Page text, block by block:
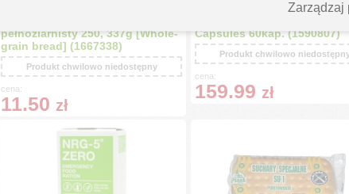
pełnoziarnisty 250, 337g [Whole-
grain bread] (1667338)
Produkt chwilowo niedostępny
cena:
11.50 zł
Capsules 60kap. (1590807)
Produkt chwilowo
cena:
159.99 zł
Zarządzaj